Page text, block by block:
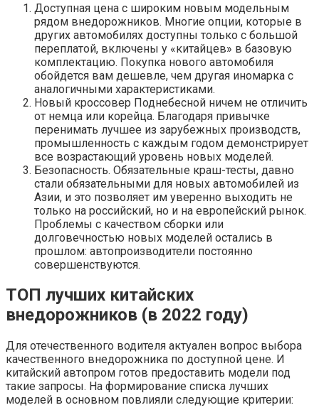
Доступная цена с широким новым модельным
рядом внедорожников. Многие опции, которые в
других автомобилях доступны только с большой
переплатой, включены у «китайцев» в базовую
комплектацию. Покупка нового автомобиля
обойдется вам дешевле, чем другая иномарка с
аналогичными характеристиками.
Новый кроссовер Поднебесной ничем не отличить
от немца или корейца. Благодаря привычке
перенимать лучшее из зарубежных производств,
промышленность с каждым годом демонстрирует
все возрастающий уровень новых моделей.
Безопасность. Обязательные краш-тесты, давно
стали обязательными для новых автомобилей из
Азии, и это позволяет им уверенно выходить не
только на российский, но и на европейский рынок.
Проблемы с качеством сборки или
долговечностью новых моделей остались в
прошлом: автопроизводители постоянно
совершенствуются.
ТОП лучших китайских
внедорожников (в 2022 году)
Для отечественного водителя актуален вопрос выбора
качественного внедорожника по доступной цене. И
китайский автопром готов предоставить модели под
такие запросы. На формирование списка лучших
моделей в основном повлияли следующие критерии: